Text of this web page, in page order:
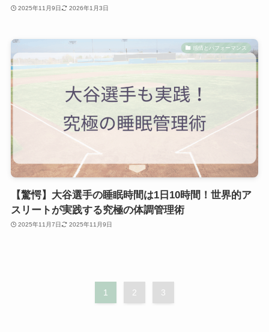
2025年11月9日 2026年1月3日
感情とパフォーマンス
【驚愕】大谷選手の睡眠時間は1日10時間！世界的ア
スリートが実践する究極の体調管理術
2025年11月7日 2025年11月9日
1 2 3